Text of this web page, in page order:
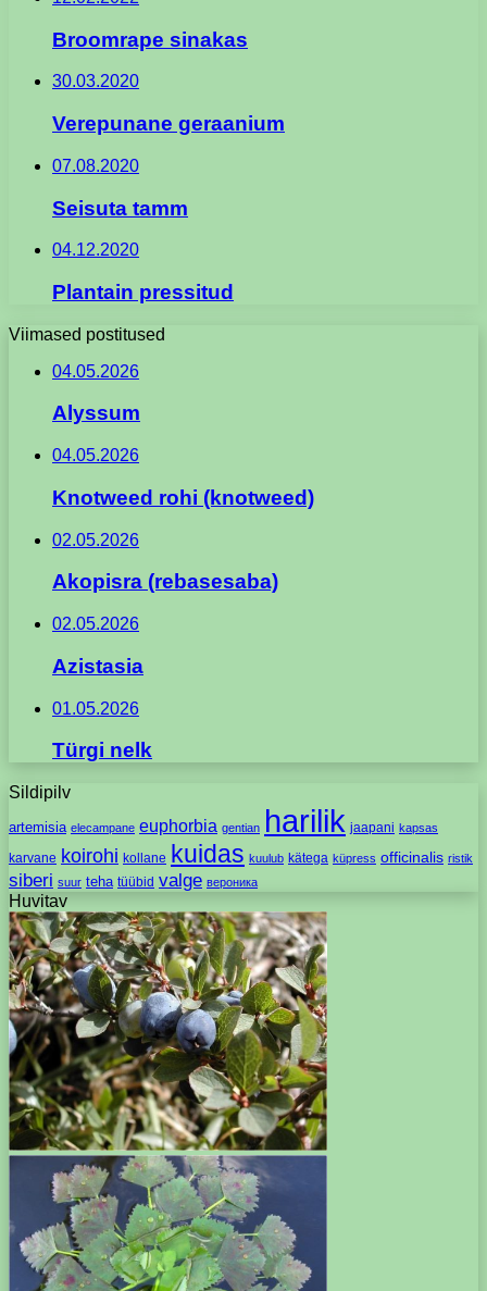
Broomrape sinakas
30.03.2020
Verepunane geraanium
07.08.2020
Seisuta tamm
04.12.2020
Plantain pressitud
Viimased postitused
04.05.2026
Alyssum
04.05.2026
Knotweed rohi (knotweed)
02.05.2026
Akopisra (rebasesaba)
02.05.2026
Azistasia
01.05.2026
Türgi nelk
Sildipilv
artemisia elecampane euphorbia gentian harilik jaapani kapsas
karvane koirohi kollane kuidas kuulub kätega küpress officinalis ristik
siberi suur teha tüübid valge вероника
Huvitav